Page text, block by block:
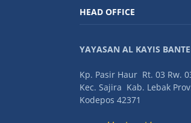
HEAD OFFICE
YAYASAN AL KAYIS
Kp. Pasir Haur Rt. 03 Rw.
Kec. Sajira Kab. Lebak
Kodepos 42371